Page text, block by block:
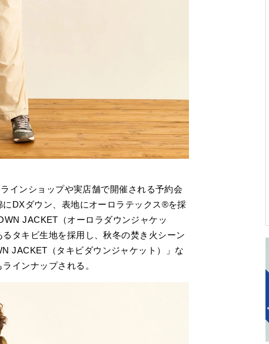
インショップや実店舗で開催される予約会
DXダウン、表地にオーロラテックス®を採
JACKET（オーロラダウンジャケッ
タキビ生地を採用し、秋冬の焚き火シーン
JACKET（タキビダウンジャケット）」な
インナップされる。